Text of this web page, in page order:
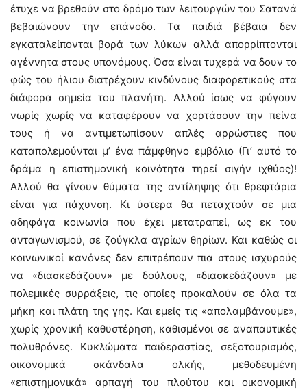
έτυχε να βρεθούν στο δρόμο των λειτουργών του Σατανά
βεβαιώνουν την επάνοδο. Τα παιδιά βέβαια δεν
εγκαταλείπονται βορά των λύκων αλλά απορρίπτονται
αγέννητα στους υπονόμους. Όσα είναι τυχερά να δουν το
φώς του ήλιου διατρέχουν κινδύνους διαφορετικούς στα
διάφορα σημεία του πλανήτη. Αλλού ίσως να φύγουν
νωρίς χωρίς να καταφέρουν να χορτάσουν την πείνα
τους ή να αντιμετωπίσουν απλές αρρώστιες που
καταπολεμούνται μ’ ένα πάμφθηνο εμβόλιο (Γι’ αυτό το
δράμα η επιστημονική κοινότητα τηρεί σιγήν ιχθύος)!
Αλλού θα γίνουν θύματα της αντίληψης ότι θρεφτάρια
είναι για πάχυνση. Κι ύστερα θα πεταχτούν σε μια
αδηφάγα κοινωνία που έχει μετατραπεί, ως εκ του
ανταγωνισμού, σε ζούγκλα αγρίων θηρίων. Και καθώς οι
κοινωνικοί κανόνες δεν επιτρέπουν πια στους ισχυρούς
να «διασκεδάζουν» με δούλους, «διασκεδάζουν» με
πολεμικές συρράξεις, τις οποίες προκαλούν σε όλα τα
μήκη και πλάτη της γης. Και εμείς τις «απολαμβάνουμε»,
χωρίς χρονική καθυστέρηση, καθισμένοι σε αναπαυτικές
πολυθρόνες. Κυκλώματα παιδεραστίας, σεξοτουρισμός,
οικονομικά σκάνδαλα ολκής, μεθοδευμένη
«επιστημονικά» αρπαγή του πλούτου και οικονομική